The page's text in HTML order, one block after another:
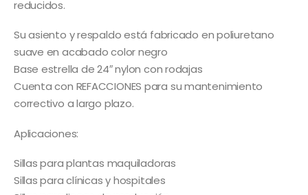
reducidos.
Su asiento y respaldo está fabricado en poliuretano
suave en acabado color negro
Base estrella de 24″ nylon con rodajas
Cuenta con REFACCIONES para su mantenimiento
correctivo a largo plazo.
Aplicaciones:
Sillas para plantas maquiladoras
Sillas para clínicas y hospitales